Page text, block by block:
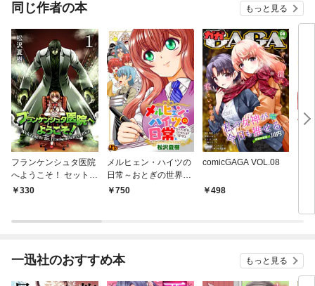
同じ作者の本 もっと見る
フランケンシュタ医院
へようこそ！ セット版
1 330
メルヒェン・ハイツの
日常～おとぎの世界で
いきなり管理人～【電
750
comicGAGA VOL.08
498
一迅社のおすすめ本 もっと見る